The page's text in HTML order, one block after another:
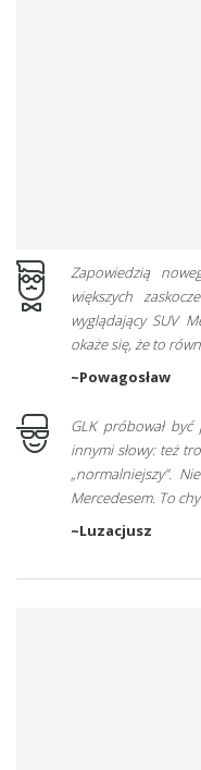
Zapowiedzią
większych
wyglądający SUV
okaże się, że to
~Powagosław
GLK próbował
innymi słowy: też
„normalniejszy”.
Mercedesem. To
~Luzacjusz